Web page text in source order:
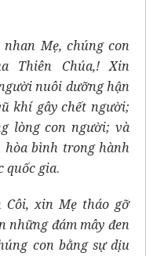
Mẹ, chúng con
Thiên Chúa,! Xin
nuôi dưỡng hận
khí gây chết người;
lòng con người; và
hòa bình trong hành
quốc gia.
Côi, xin Mẹ tháo gỡ
đám mây đen
con bằng sự dịu